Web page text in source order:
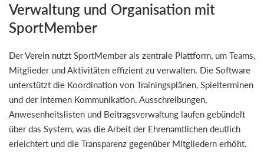
Verwaltung und Organisation mit
SportMember
Der Verein nutzt SportMember als zentrale Plattform, um Teams,
Mitglieder und Aktivitäten effizient zu verwalten. Die Software
unterstützt die Koordination von Trainingsplänen, Spielterminen
und der internen Kommunikation. Ausschreibungen,
Anwesenheitslisten und Beitragsverwaltung laufen gebündelt
über das System, was die Arbeit der Ehrenamtlichen deutlich
erleichtert und die Transparenz gegenüber Mitgliedern erhöht.